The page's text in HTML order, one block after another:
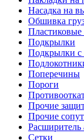
Насадка на
Обшивка
Пластиковые
Подкрылки
Подкрылки с
Поперечины
Пороги
Прочие
Прочие
Расширитель
Сетки